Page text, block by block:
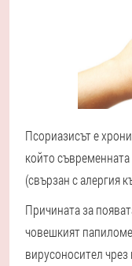
Псориазисът е
който
(свързан с алергия
Причината за
човешкият
вирусоносител